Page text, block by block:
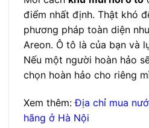
điểm nhất định. Thật khó
phương pháp toàn diện
Areon. Ô tô là của bạn và
Nếu một người hoàn hảo
chọn hoàn hảo cho riêng
Xem thêm:Địa chỉ mua
hãng ở Hà Nội